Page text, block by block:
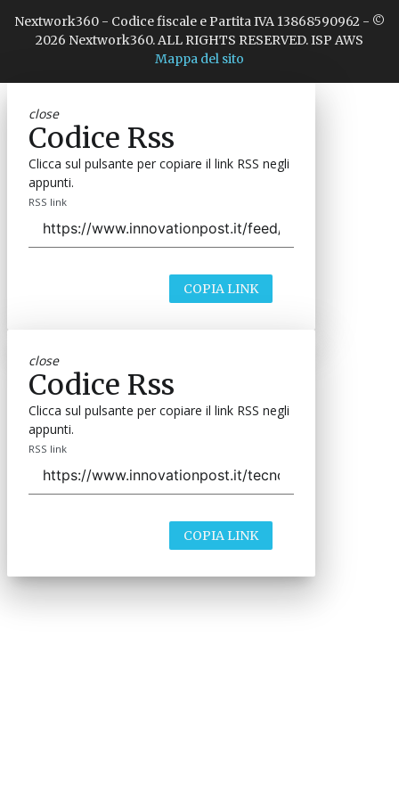
Nextwork360 - Codice fiscale e Partita IVA 13868590962 - ©
2026 Nextwork360. ALL RIGHTS RESERVED. ISP AWS
Mappa del sito
close
Codice Rss
Clicca sul pulsante per copiare il link RSS negli
appunti.
RSS link
COPIA LINK
close
Codice Rss
Clicca sul pulsante per copiare il link RSS negli
appunti.
RSS link
COPIA LINK